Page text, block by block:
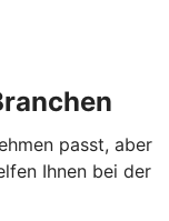
passt, aber
Ihnen bei der